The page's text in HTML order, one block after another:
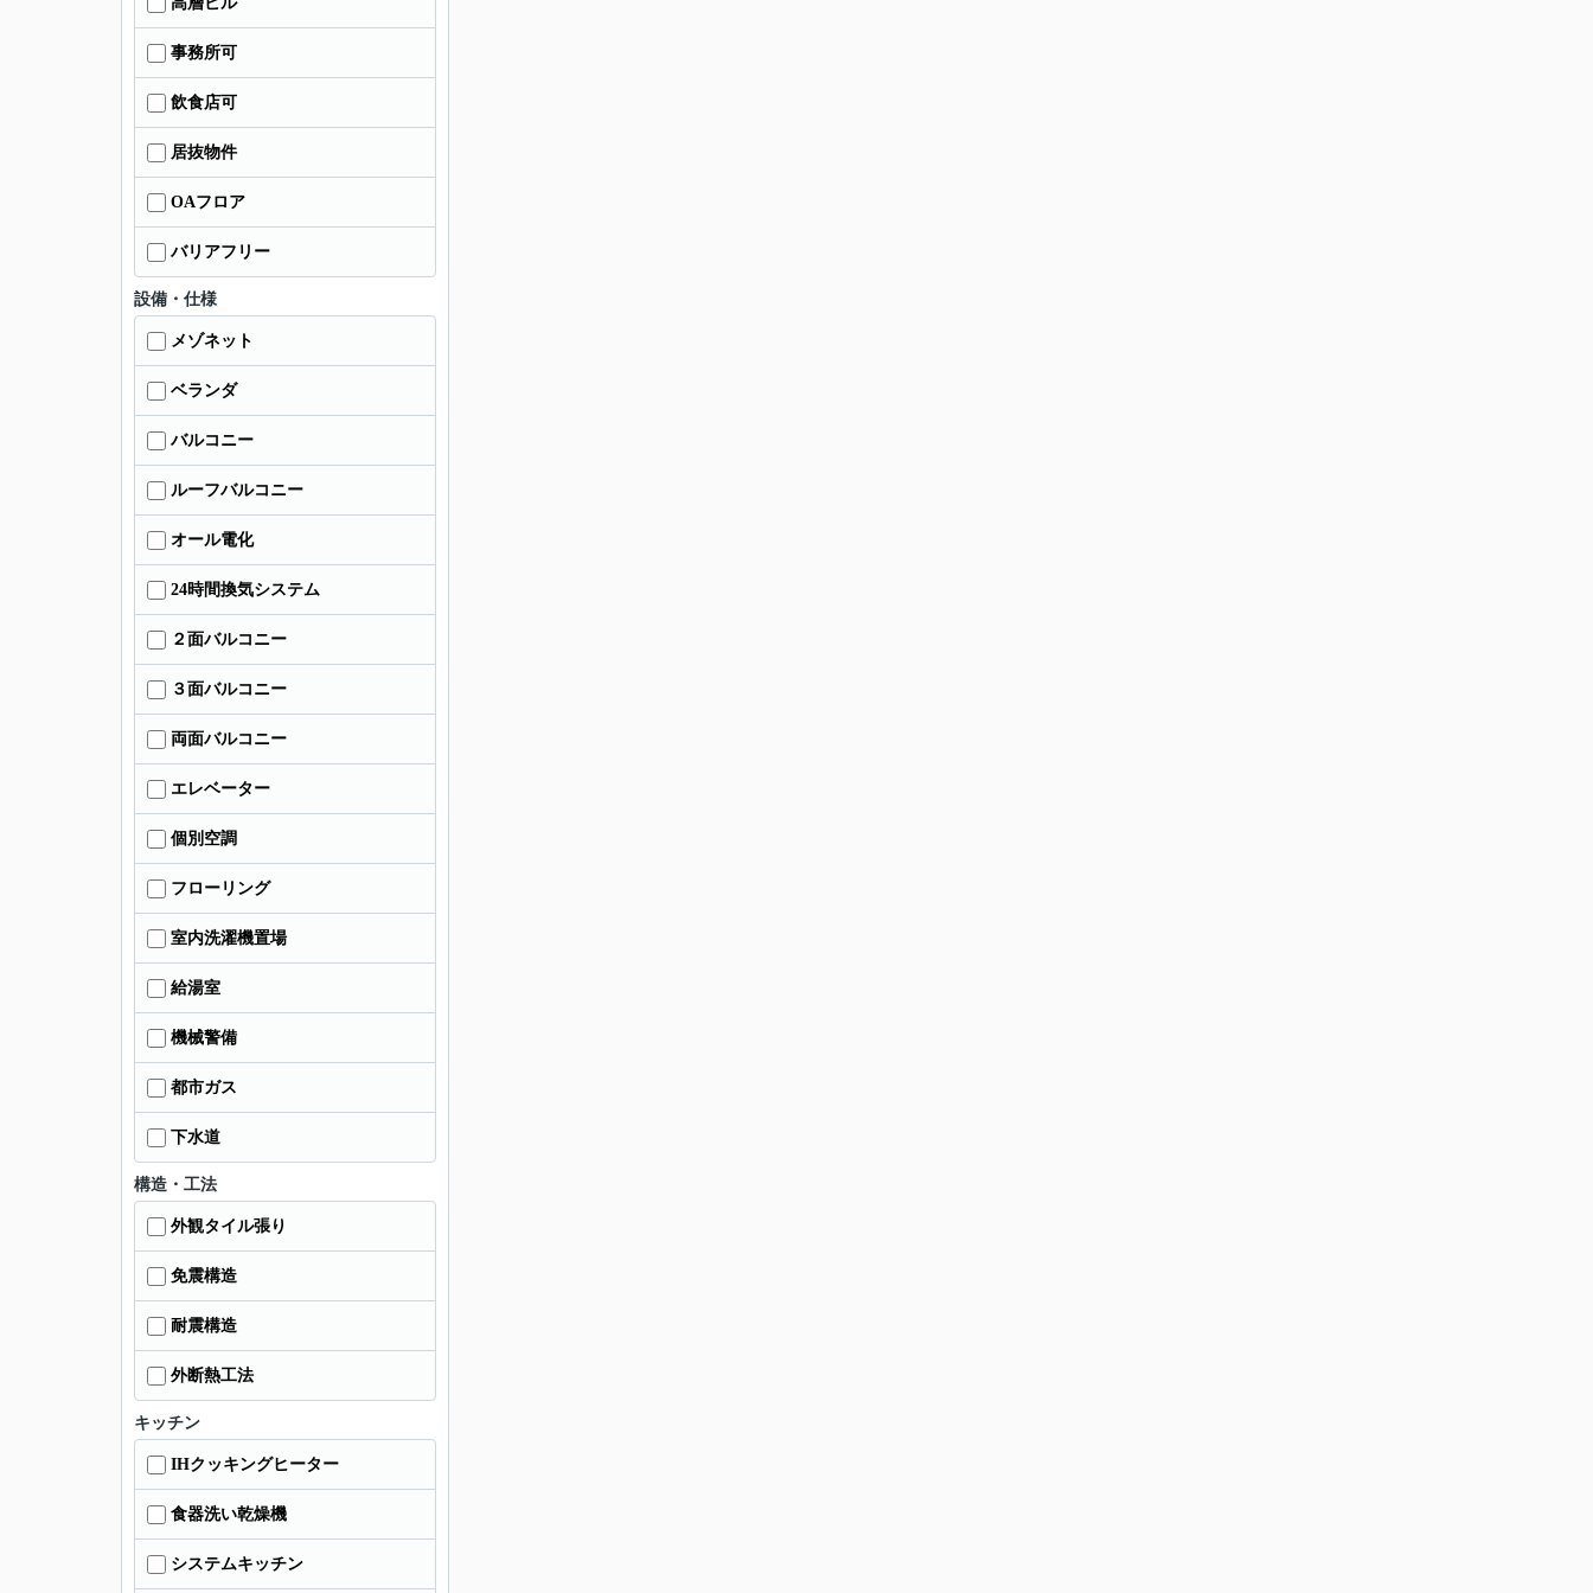
事務所可
飲食店可
居抜物件
OAフロア
バリアフリー
設備・仕様
メゾネット
ベランダ
バルコニー
ルーフバルコニー
オール電化
24時間換気システム
２面バルコニー
３面バルコニー
両面バルコニー
エレベーター
個別空調
フローリング
室内洗濯機置場
給湯室
機械警備
都市ガス
下水道
構造・工法
外観タイル張り
免震構造
耐震構造
外断熱工法
キッチン
IHクッキングヒーター
食器洗い乾燥機
システムキッチン